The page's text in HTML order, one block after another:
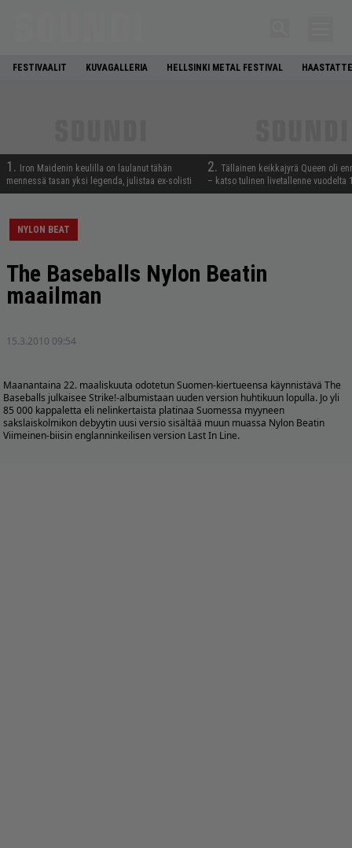
FESTIVAALIT KUVAGALLERIA HELLSINKI METAL FESTIVAL
1.
Iron Maidenin keulilla on laulanut tähän
mennessä tasan yksi legenda, julistaa ex-solisti
2. Tällainen keikkajyrä Queen oli
– katso tulinen livetallenne vuodelta
NYLON BEAT
The Baseballs Nylon Beatin
maailman
15.3.2010 09:54
Maanantaina 22. maaliskuuta odotetun Suomen-kiertueensa käynnistävä The
Baseballs julkaisee Strike!-albumistaan uuden version huhtikuun lopulla. Jo yli
85 000 kappaletta eli nelinkertaista platinaa Suomessa myyneen
sakslaiskolmikon debyytin uusi versio sisältää muun muassa Nylon Beatin
Viimeinen-biisin englanninkeilisen version Last In Line.